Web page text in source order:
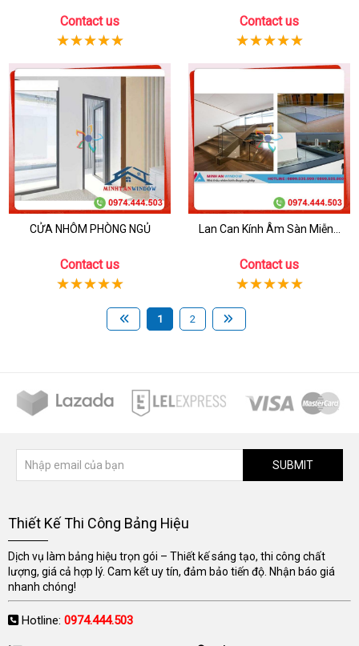
Contact us Contact us
CỬA NHÔM PHÒNG NGỦ
Contact us
Lan Can Kính Âm Sàn Miễn...
Contact us
1 2
SUBMIT
Thiết Kế Thi Công Bảng Hiệu
Dịch vụ làm bảng hiệu trọn gói – Thiết kế sáng tạo, thi công chất
lượng, giá cả hợp lý. Cam kết uy tín, đảm bảo tiến độ. Nhận báo giá
nhanh chóng!
Hotline: 0974.444.503